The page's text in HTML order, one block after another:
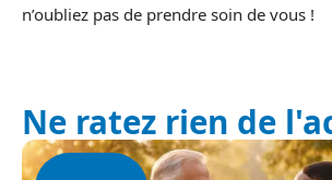
n’oubliez pas de prendre soin de vous !
Ne ratez rien de